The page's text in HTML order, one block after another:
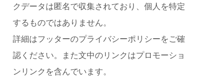
クデータは匿名で収集されており、個人を特定
するものではありません。
詳細はフッターのプライバシーポリシーをご確
認ください。また文中のリンクはプロモーショ
ンリンクを含んでいます。